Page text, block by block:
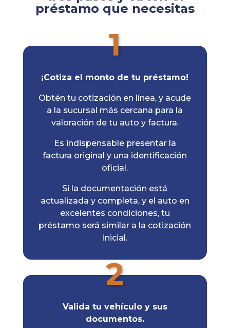
préstamo que necesitas
1
¡Cotiza el monto de tu préstamo!
Obtén tu cotización en línea, y acude
a la sucursal más cercana para la
valoración de tu auto y factura.
Es indispensable presentar la
factura original y una identificación
oficial.
Si la documentación está
actualizada y completa, y el auto en
excelentes condiciones, tu
préstamo será similar a la cotización
inicial.
2
Valida tu vehículo y sus
documentos.